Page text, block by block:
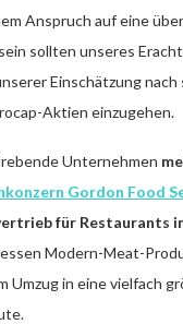
Anspruch auf eine
sollten unseres
Einschätzung
Aktien einzugehen.
Unternehmen
Gordon Food
für Restaurants
Modern-Meat-
Umzug in eine vielfach